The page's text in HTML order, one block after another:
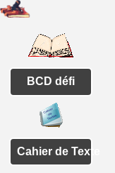
BCD défi
Cahier de Texte